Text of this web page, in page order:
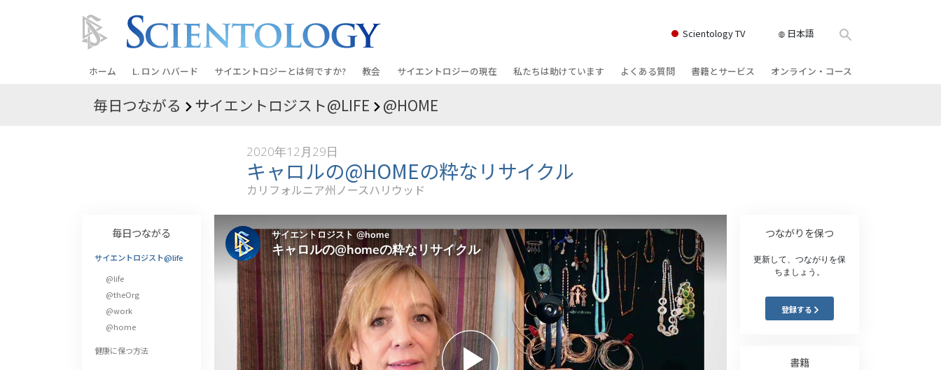
Scientology TV 日本語
ホーム L. ロン ハバード サイエントロジーとは何ですか?
信条と実践
サイエントロジストたちが語るサイエ
ントロジー
サイエントロジストに会いましょう
教会の内部
サイエントロジーの基本原理
ダイアネティックスの紹介
愛と憎しみ ―
偉大さとは何か?
教会
教会を探す
上級
オーガニゼーション
フラッグ･ランド･ベース
フリーウィンズ
サイエントロジーを
世界にもたらす
サイエントロジーの現在
グランド・オープニング
デビッド･ミスキャベッジ氏—
Scientologyの教会指導者
私たちは助けています
クリミノン
真実を知ってください：薬物
ユナイテッド･フォー･ヒューマンライ
ツ
市民の人権擁護の会
サイエントロジー･ボランティア･ミニ
スター
よくある質問 書籍とサービス
初級のサービス
オンライン・コース
病気やけがのためのアシスト
高潔さと正直さ
結婚
感情のトーン・スケール
毎日つながる サイエントロジスト@LIFE @HOME
2020年12月29日
キャロルの@HOMEの粋なリサイクル
カリフォルニア州ノースハリウッド
毎日つながる
サイエントロジスト@life
@life
@theOrg
@work
@home
健康に保つ方法
つながりを保つ
更新して、つながりを保
ちましょう。
登録する
書籍